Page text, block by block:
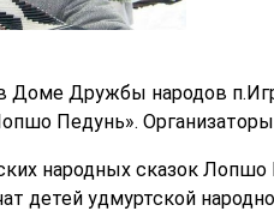
Доме Дружбы народов
Педунь».
народных сказок
детей удмуртской